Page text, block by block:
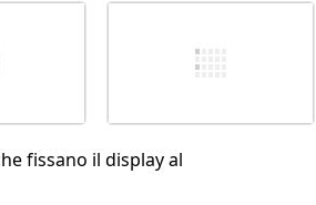
Pubblica commento
fissano il display al